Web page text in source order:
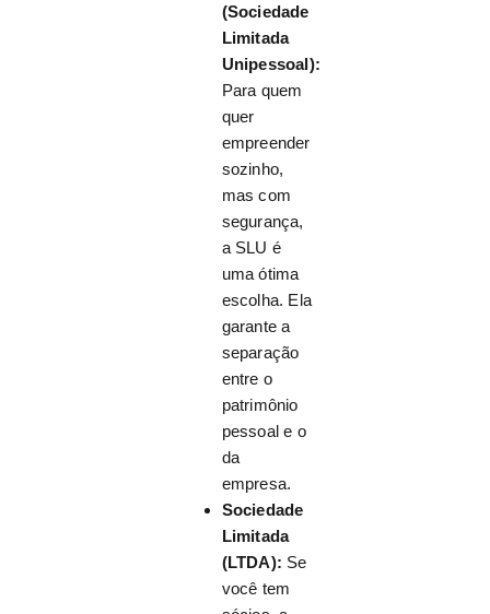
(Sociedade
Limitada
Unipessoal):
Para quem
quer
empreender
sozinho,
mas com
segurança,
a SLU é
uma ótima
escolha. Ela
garante a
separação
entre o
patrimônio
pessoal e o
da
empresa.
Sociedade
Limitada
(LTDA): Se
você tem